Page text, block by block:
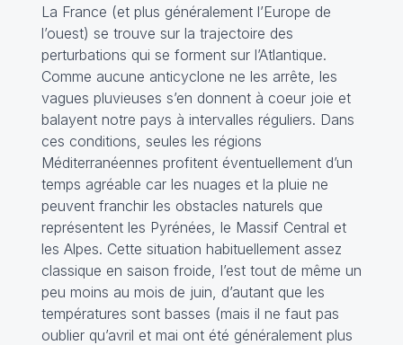
La France (et plus généralement l’Europe de
l’ouest) se trouve sur la trajectoire des
perturbations qui se forment sur l’Atlantique.
Comme aucune anticyclone ne les arrête, les
vagues pluvieuses s’en donnent à coeur joie et
balayent notre pays à intervalles réguliers. Dans
ces conditions, seules les régions
Méditerranéennes profitent éventuellement d’un
temps agréable car les nuages et la pluie ne
peuvent franchir les obstacles naturels que
représentent les Pyrénées, le Massif Central et
les Alpes. Cette situation habituellement assez
classique en saison froide, l’est tout de même un
peu moins au mois de juin, d’autant que les
températures sont basses (mais il ne faut pas
oublier qu’avril et mai ont été généralement plus